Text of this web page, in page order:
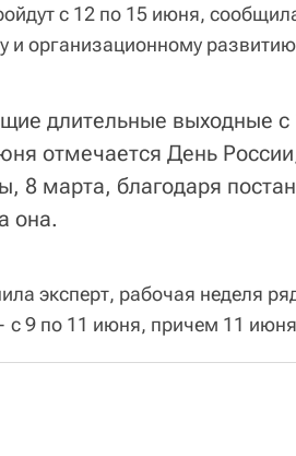
с 12 по 15 июня,
и организационному
длительные выходные
отмечается День
8 марта, благодаря
она.
эксперт, рабочая неделя
с 9 по 11 июня, причем 11